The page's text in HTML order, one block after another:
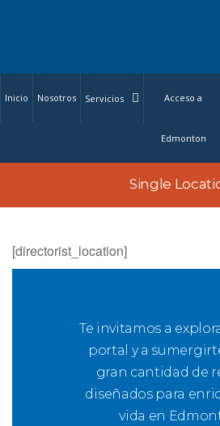
Inicio Nosotros Servicios Acceso a
Edmonton
Single
[directorist_location]
Te invitamos a
portal y a
gran cantidad de
diseñados para
vida en